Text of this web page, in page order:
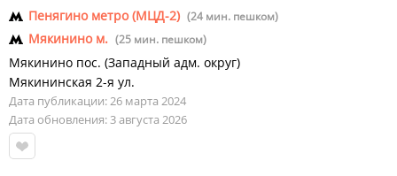
Пенягино метро (МЦД-2) (24 мин. пешком)
Мякинино м. (25 мин. пешком)
Мякинино пос. (Западный адм. округ)
Мякининская 2-я ул.
Дата публикации: 26 марта 2024
Дата обновления: 3 августа 2026